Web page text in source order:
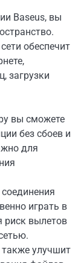
Baseus, вы
обеспечит
загрузки
вы сможете
без сбоев и
для
играть в
риск вылетов
также улучшит